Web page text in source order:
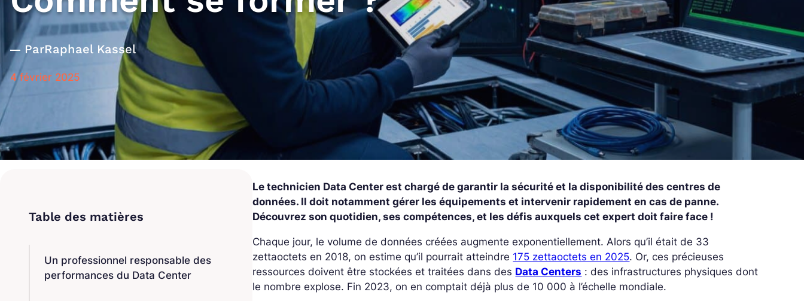
ParRaphael Kassel
4 février 2025
Un professionnel responsable des
performances du Data Center
Le technicien Data Center est chargé de garantir la sécurité et la disponibilité des centres de
données. Il doit notamment gérer les équipements et intervenir rapidement en cas de panne.
Découvrez son quotidien, ses compétences, et les défis auxquels cet expert doit faire face !
Chaque jour, le volume de données créées augmente exponentiellement. Alors qu’il était de 33
zettaoctets en 2018, on estime qu’il pourrait atteindre 175 zettaoctets en 2025. Or, ces précieuses
ressources doivent être stockées et traitées dans des Data Centers : des infrastructures physiques dont
le nombre explose. Fin 2023, on en comptait déjà plus de 10 000 à l’échelle mondiale.